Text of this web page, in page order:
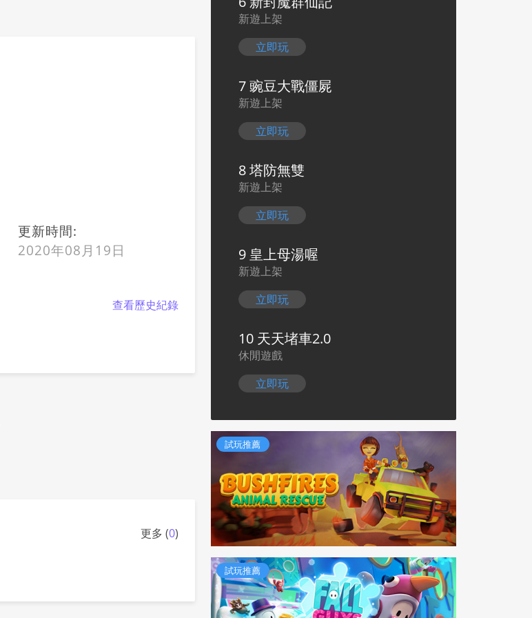
更新時間:
2020年08月19日
查看歷史紀錄
更多 (0)
新遊上架
立即玩
7 豌豆大戰僵屍
新遊上架
立即玩
8 塔防無雙
新遊上架
立即玩
9 皇上母湯喔
新遊上架
立即玩
10 天天堵車2.0
休閒遊戲
立即玩
試玩推薦
試玩推薦